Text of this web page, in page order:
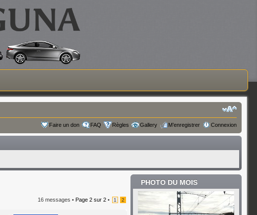
Faire un don FAQ Règles Gallery M’enregistrer Connexion
16 messages •Page2 sur2 • 1 2
PHOTO DU MOIS